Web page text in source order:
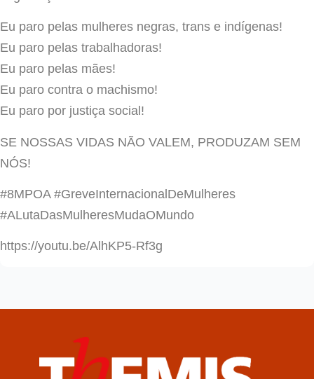
Eu paro pelas mulheres negras, trans e indígenas!
Eu paro pelas trabalhadoras!
Eu paro pelas mães!
Eu paro contra o machismo!
Eu paro por justiça social!
SE NOSSAS VIDAS NÃO VALEM, PRODUZAM SEM
NÓS!
#8MPOA #GreveInternacionalDeMulheres
#ALutaDasMulheresMudaOMundo
https://youtu.be/AlhKP5-Rf3g